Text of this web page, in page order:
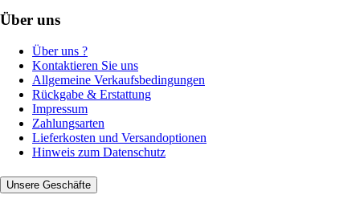
Über uns
Über uns ?
Kontaktieren Sie uns
Allgemeine Verkaufsbedingungen
Rückgabe & Erstattung
Impressum
Zahlungsarten
Lieferkosten und Versandoptionen
Hinweis zum Datenschutz
Unsere Geschäfte